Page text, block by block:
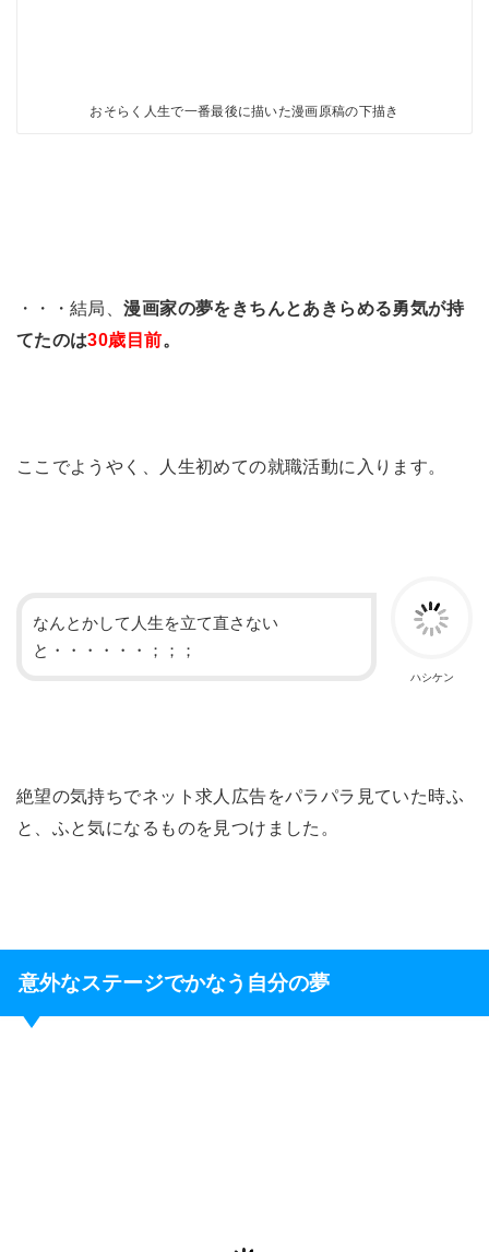
おそらく人生で一番最後に描いた漫画原稿の下描き
・・・結局、漫画家の夢をきちんとあきらめる勇気が持
てたのは30歳目前。
ここでようやく、人生初めての就職活動に入ります。
ハシケン
なんとかして人生を立て直さない
と・・・・・・；；；
絶望の気持ちでネット求人広告をパラパラ見ていた時ふ
と、ふと気になるものを見つけました。
意外なステージでかなう自分の夢